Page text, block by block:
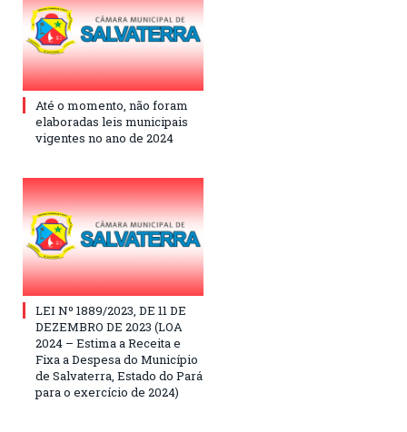
Até o momento, não foram
elaboradas leis municipais
vigentes no ano de 2024
LEI Nº 1889/2023, DE 11 DE
DEZEMBRO DE 2023 (LOA
2024 – Estima a Receita e
Fixa a Despesa do Município
de Salvaterra, Estado do Pará
para o exercício de 2024)